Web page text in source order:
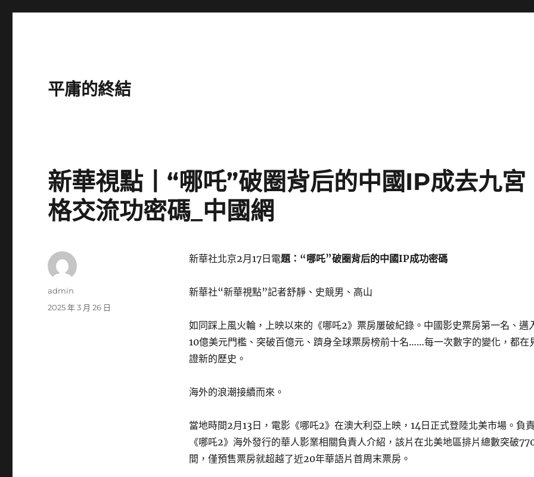
平庸的終結
新華視點丨“哪吒”破圈背后的中國IP成去九宮
格交流功密碼_中國網
新華社北京2月17日電題：“哪吒”破圈背后的中國IP成功密碼
新華社“新華視點”記者舒靜、史競男、高山
如同踩上風火輪，上映以來的《哪吒2》票房屢破紀錄。中國影史票房第一名、邁
10億美元門檻、突破百億元、躋身全球票房榜前十名……每一次數字的變化，都在
證新的歷史。
海外的浪潮接續而來。
當地時間2月13日，電影《哪吒2》在澳大利亞上映，14日正式登陸北美市場。負
《哪吒2》海外發行的華人影業相關負責人介紹，該片在北美地區排片總數突破
間，僅預售票房就超越了近20年華語片首周末票房。
作
admin
發
2025 年 3 月 26 日